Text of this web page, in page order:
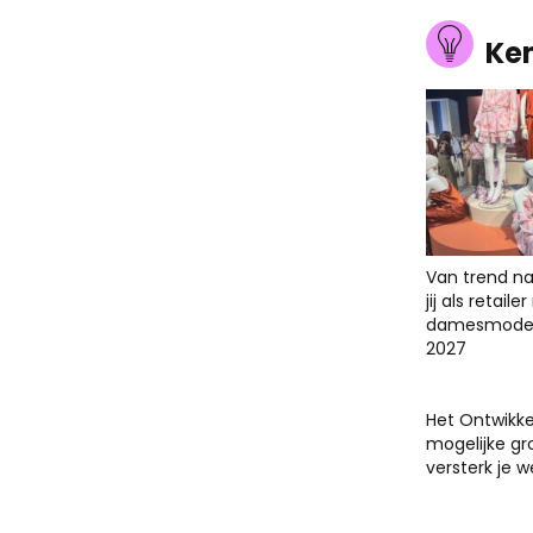
Van trend
jij als
2027
Het
mogelijke
versterk je